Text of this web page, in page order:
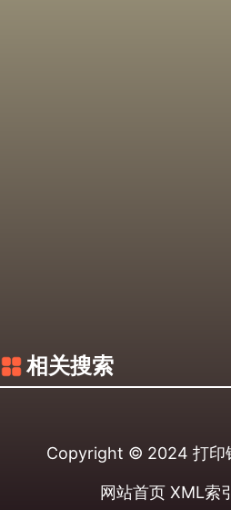
相关搜索
Copyright © 2024 打印
网站首页 XML索引